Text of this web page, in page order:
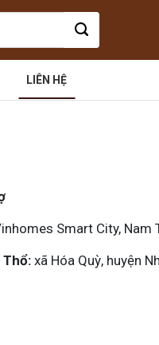
LIÊN HỆ
Smart City, Nam
Thổ: xã Hóa Quỳ, huyện